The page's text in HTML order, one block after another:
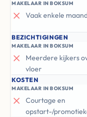
MAKELAAR IN BOKSUM
Vaak enkele
BEZICHTIGINGEN
MAKELAAR IN BOKSUM
Meerdere kijkers
vloer
KOSTEN
MAKELAAR IN BOKSUM
Courtage en
opstart-/